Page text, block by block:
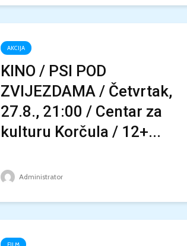
AKCIJA
KINO / PSI POD
ZVIJEZDAMA / Četvrtak,
27.8., 21:00 / Centar za
kulturu Korčula / 12+...
Administrator
FILM